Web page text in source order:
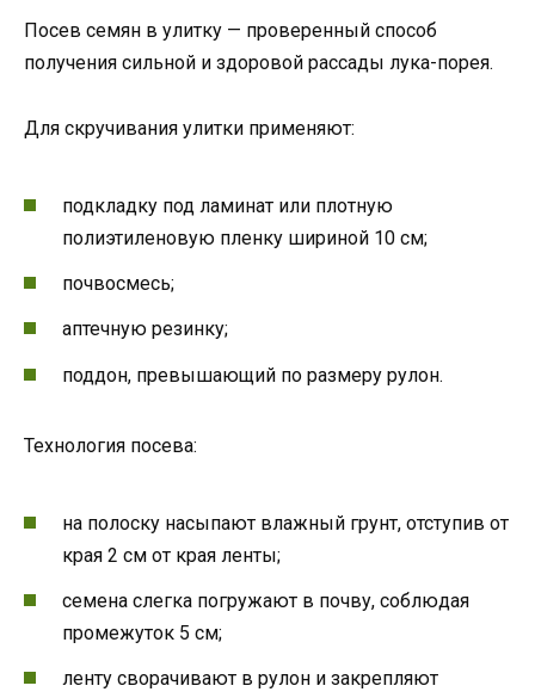
Посев семян в улитку — проверенный способ
получения сильной и здоровой рассады лука-порея.
Для скручивания улитки применяют:
подкладку под ламинат или плотную
полиэтиленовую пленку шириной 10 см;
почвосмесь;
аптечную резинку;
поддон, превышающий по размеру рулон.
Технология посева:
на полоску насыпают влажный грунт, отступив от
края 2 см от края ленты;
семена слегка погружают в почву, соблюдая
промежуток 5 см;
ленту сворачивают в рулон и закрепляют